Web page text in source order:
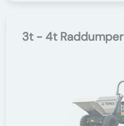
3t - 4t Raddumper